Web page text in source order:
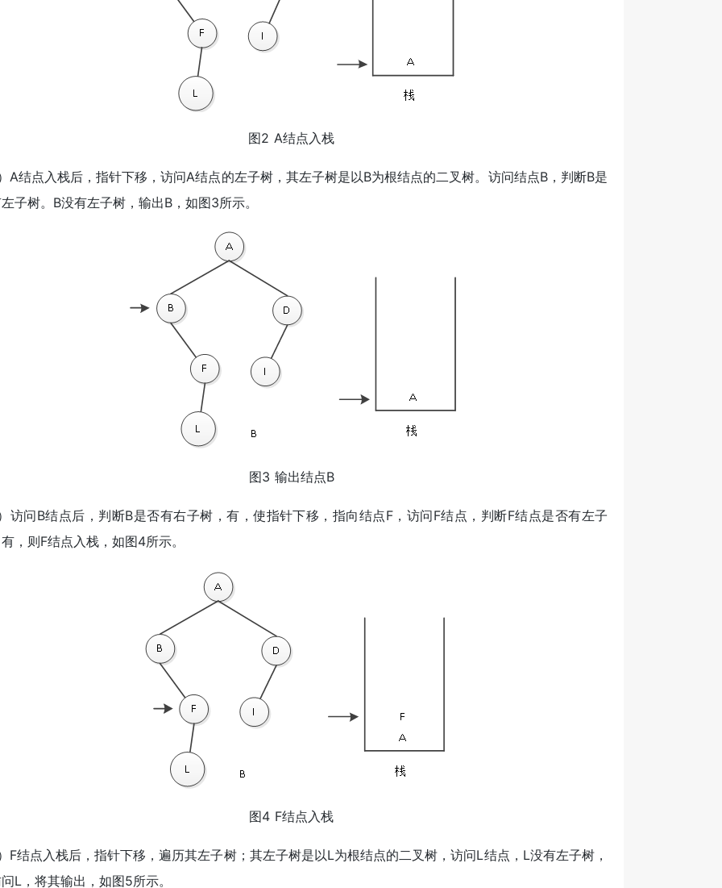
图2 A结点入栈
A结点入栈后，指针下移，访问A结点的左子树，其左子树是以B为根结点的二叉树。访问结点B，判断B是
子树。B没有左子树，输出B，如图3所示。
图3 输出结点B
访问B结点后，判断B是否有右子树，有，使指针下移，指向结点F，访问F结点，判断F结点是否有左子
，则F结点入栈，如图4所示。
图4 F结点入栈
F结点入栈后，指针下移，遍历其左子树；其左子树是以L为根结点的二叉树，访问L结点，L没有左子树，
L，将其输出，如图5所示。